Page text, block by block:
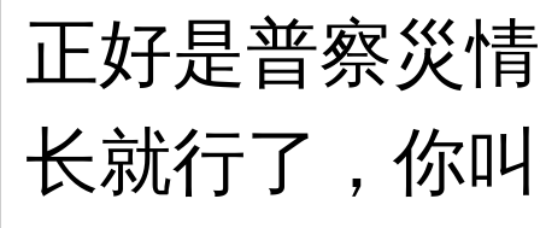
正好是普察災
长就行了，你